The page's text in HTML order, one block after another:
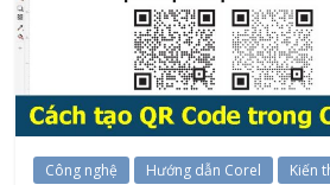
Công nghệ Hướng dẫn Corel Kiến